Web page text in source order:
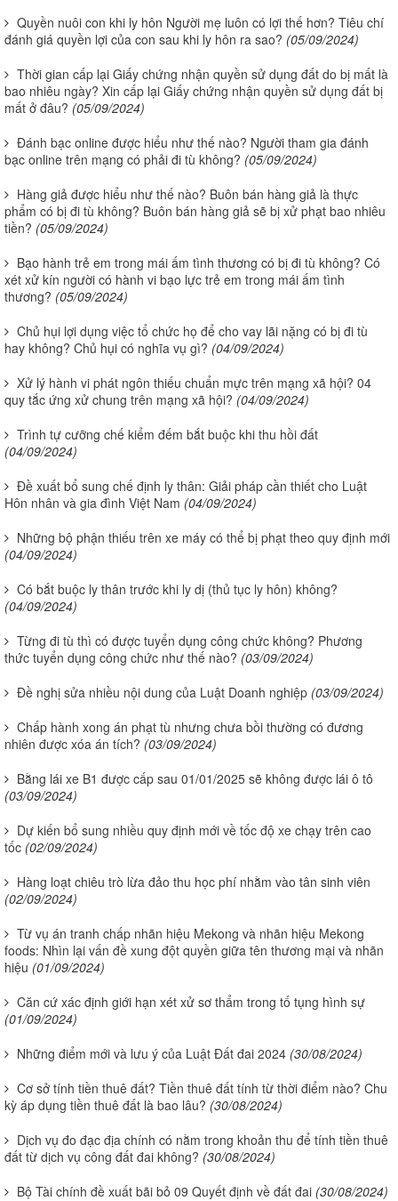
Quyền nuôi con khi ly hôn Người mẹ luôn có lợi thế hơn? Tiêu chí
đánh giá quyền lợi của con sau khi ly hôn ra sao? (05/09/2024)
Thời gian cấp lại Giấy chứng nhận quyền sử dụng đất do bị mất là
bao nhiêu ngày? Xin cấp lại Giấy chứng nhận quyền sử dụng đất bị
mất ở đâu? (05/09/2024)
Đánh bạc online được hiểu như thế nào? Người tham gia đánh
bạc online trên mạng có phải đi tù không? (05/09/2024)
Hàng giả được hiểu như thế nào? Buôn bán hàng giả là thực
phẩm có bị đi tù không? Buôn bán hàng giả sẽ bị xử phạt bao nhiêu
tiền? (05/09/2024)
Bạo hành trẻ em trong mái ấm tình thương có bị đi tù không? Có
xét xử kín người có hành vi bạo lực trẻ em trong mái ấm tình
thương? (05/09/2024)
Chủ hụi lợi dụng việc tổ chức họ để cho vay lãi nặng có bị đi tù
hay không? Chủ hụi có nghĩa vụ gì? (04/09/2024)
Xử lý hành vi phát ngôn thiếu chuẩn mực trên mạng xã hội? 04
quy tắc ứng xử chung trên mạng xã hội? (04/09/2024)
Trình tự cưỡng chế kiểm đếm bắt buộc khi thu hồi đất
(04/09/2024)
Đề xuất bổ sung chế định ly thân: Giải pháp cần thiết cho Luật
Hôn nhân và gia đình Việt Nam (04/09/2024)
Những bộ phận thiếu trên xe máy có thể bị phạt theo quy định mới
(04/09/2024)
Có bắt buộc ly thân trước khi ly dị (thủ tục ly hôn) không?
(04/09/2024)
Từng đi tù thì có được tuyển dụng công chức không? Phương
thức tuyển dụng công chức như thế nào? (03/09/2024)
Đề nghị sửa nhiều nội dung của Luật Doanh nghiệp (03/09/2024)
Chấp hành xong án phạt tù nhưng chưa bồi thường có đương
nhiên được xóa án tích? (03/09/2024)
Bằng lái xe B1 được cấp sau 01/01/2025 sẽ không được lái ô tô
(03/09/2024)
Dự kiến bổ sung nhiều quy định mới về tốc độ xe chạy trên cao
tốc (02/09/2024)
Hàng loạt chiêu trò lừa đảo thu học phí nhằm vào tân sinh viên
(02/09/2024)
Từ vụ án tranh chấp nhãn hiệu Mekong và nhãn hiệu Mekong
foods: Nhìn lại vấn đề xung đột quyền giữa tên thương mại và nhãn
hiệu (01/09/2024)
Căn cứ xác định giới hạn xét xử sơ thẩm trong tố tụng hình sự
(01/09/2024)
Những điểm mới và lưu ý của Luật Đất đai 2024 (30/08/2024)
Cơ sở tính tiền thuê đất? Tiền thuê đất tính từ thời điểm nào? Chu
kỳ áp dụng tiền thuê đất là bao lâu? (30/08/2024)
Dịch vụ đo đạc địa chính có nằm trong khoản thu để tính tiền thuê
đất từ dịch vụ công đất đai không? (30/08/2024)
Bộ Tài chính đề xuất bãi bỏ 09 Quyết định về đất đai (30/08/2024)